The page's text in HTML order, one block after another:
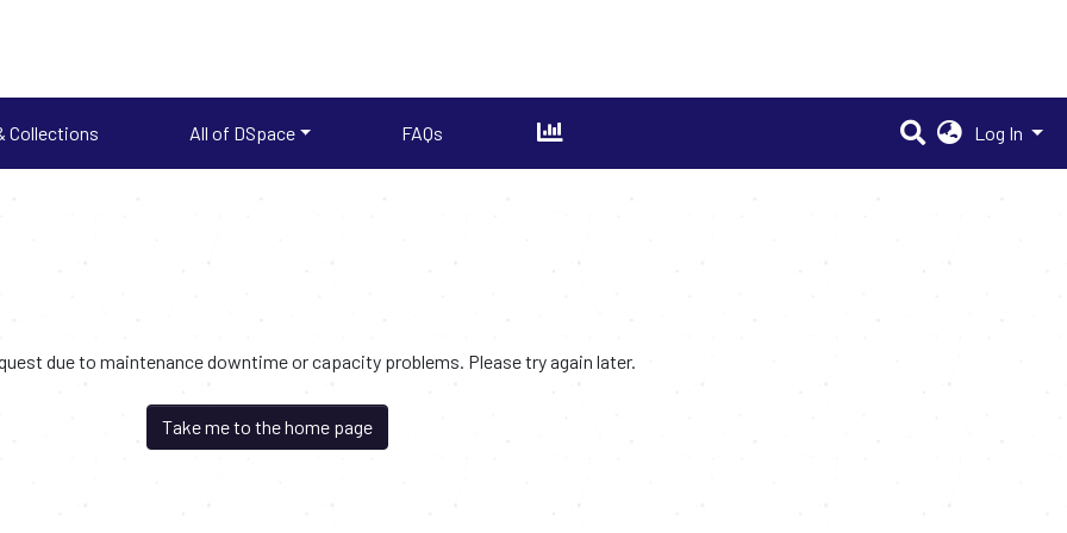
Collections All of DSpace FAQs Log In
due to maintenance downtime or capacity problems. Please try again later.
Take me to the home page